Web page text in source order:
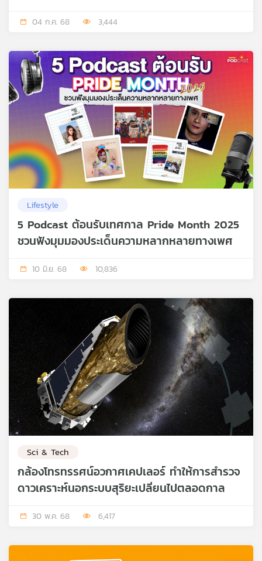
04 ก.ค. 68 3,444
Lifestyle
5 Podcast ต้อนรับเทศกาล Pride Month 2025
ชวนฟังมุมมองประเด็นความหลากหลายทางเพศ
10 มิ.ย. 68 10,836
Sci & Tech
กล้องโทรทรรศน์อวกาศเคปเลอร์ ทำให้การสำรวจ
ดาวเคราะห์นอกระบบสุริยะเปลี่ยนไปตลอดกาล
30 พ.ค. 68 6,417